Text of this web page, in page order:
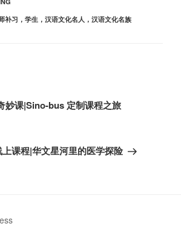
补习，学生，汉语文化名人，汉语文化名族
妙课|Sino-bus 定制课程之旅
课程|华文星河里的医学探险